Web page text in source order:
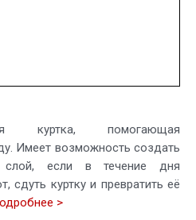
куртка, помогающая
Имеет возможность создать
слой, если в течение дня
сдуть куртку и превратить её
>